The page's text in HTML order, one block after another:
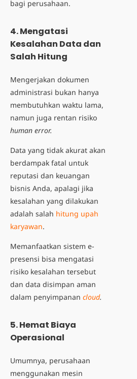
bagi perusahaan.
4. Mengatasi
Kesalahan Data dan
Salah Hitung
Mengerjakan dokumen
administrasi bukan hanya
membutuhkan waktu lama,
namun juga rentan risiko
human error.
Data yang tidak akurat akan
berdampak fatal untuk
reputasi dan keuangan
bisnis Anda, apalagi jika
kesalahan yang dilakukan
adalah salah hitung upah
karyawan.
Memanfaatkan sistem e-
presensi bisa mengatasi
risiko kesalahan tersebut
dan data disimpan aman
dalam penyimpanan cloud.
5. Hemat Biaya
Operasional
Umumnya, perusahaan
menggunakan mesin